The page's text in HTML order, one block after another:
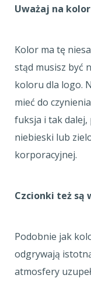
Uważaj na kolor
Kolor ma tę
stąd musisz być
koloru dla logo.
mieć do
fuksja i tak dalej,
niebieski lub
korporacyjnej.
Czcionki też są
Podobnie jak
odgrywają
atmosfery